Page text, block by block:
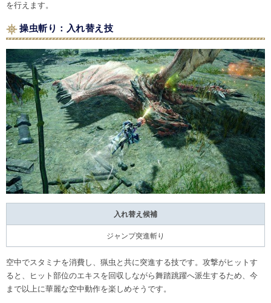
を行えます。
操虫斬り：入れ替え技
入れ替え候補
ジャンプ突進斬り
空中でスタミナを消費し、猟虫と共に突進する技です。攻撃がヒットす
ると、ヒット部位のエキスを回収しながら舞踏跳躍へ派生するため、今
まで以上に華麗な空中動作を楽しめそうです。